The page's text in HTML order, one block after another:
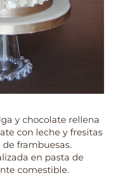
y chocolate rellena
con leche y fresitas
frambuesas.
en pasta de
comestible.